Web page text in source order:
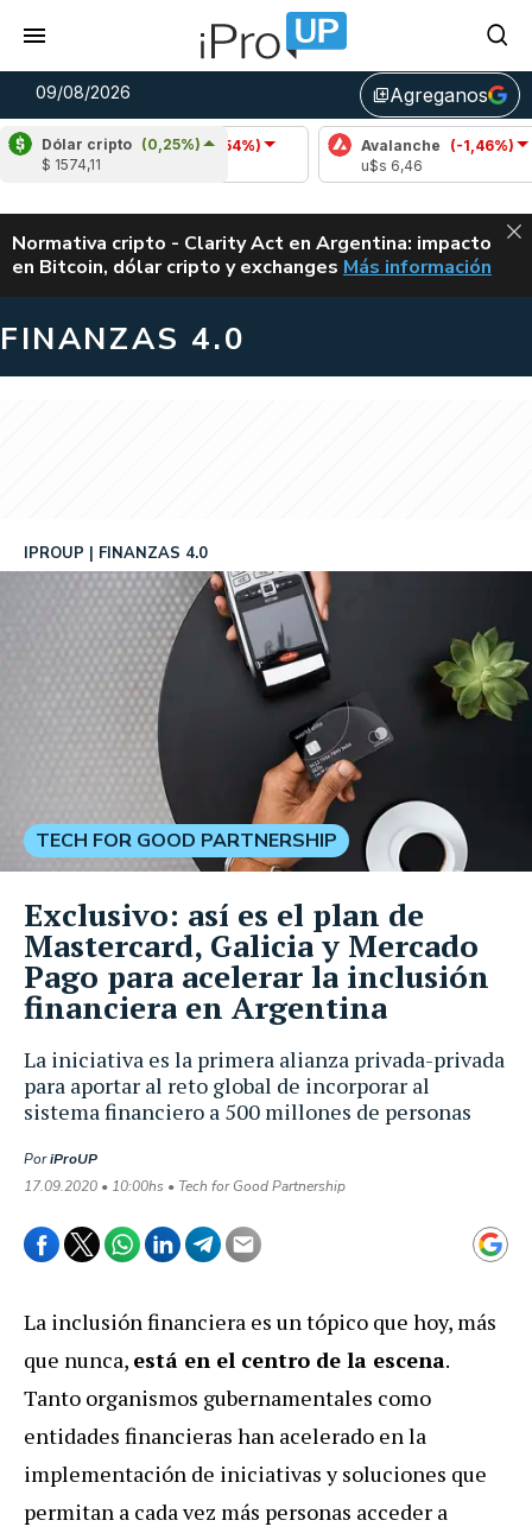
09/08/2026 library_addAgreganos
Dólar cripto (0,25%)
$ 1574,11
Cardano (-1,54%)
u$s 0,20
Avalanche (-1,46%)
ALERTA
Normativa cripto - Clarity Act en Argentina: impacto
en Bitcoin, dólar cripto y exchanges CLARITY ACT EN
Más información
FINANZAS 4.0
La iniciativa es la primera alianza privada-privada
para aportar al reto global de incorporar al
sistema financiero a 500 millones de personas
IPROUP FINANZAS 4.0
PoriProUP
17.09.2020 • 10:00hs • Tech for Good Partnership
TECH FOR GOOD PARTNERSHIP
Exclusivo: así es el plan de
Mastercard, Galicia y Mercado
Pago para acelerar la inclusión
financiera en Argentina
La inclusión financiera es un tópico que hoy, más
que nunca, está en el centro de la escena.
Tanto organismos gubernamentales como
entidades financieras han acelerado en la
implementación de iniciativas y soluciones que
permitan a cada vez más personas acceder a